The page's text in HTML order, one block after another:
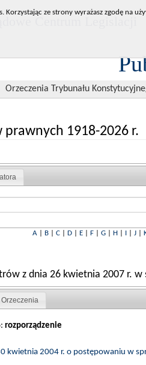
Orzeczenia Trybunału
prawnych 1918-2026 r.
A| B| C| D| E| F| G| H| I| J|
z dnia 26 kwietnia 2007 r.
Orzeczenia
rozporządzenie
kwietnia 2004 r. o postępowaniu w
Korzystając ze strony wyrażasz zgodę na